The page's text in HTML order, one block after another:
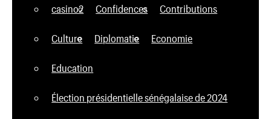
casino2 Confidences Contributions
Culture Diplomatie Economie
Education
Élection présidentielle sénégalaise de 2024